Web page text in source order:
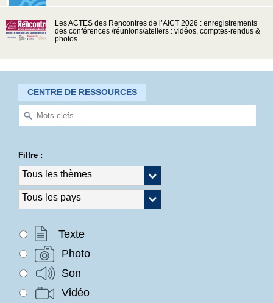
Les ACTES des Rencontres de l’AICT 2026 : enregistrements
des conférences /réunions/ateliers : vidéos, comptes-rendus &
photos
CENTRE DE RESSOURCES
Filtre :
Texte
Photo
Son
Vidéo